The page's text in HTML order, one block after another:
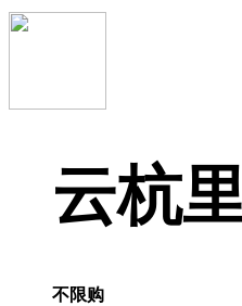
云杭
不限购